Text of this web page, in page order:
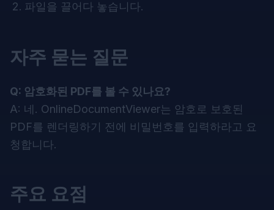
파일을 끌어다 놓습니다.
자주 묻는 질문
Q: 암호화된 PDF를 볼 수 있나요?
A: 네. OnlineDocumentViewer는 암호로 보호된
PDF를 렌더링하기 전에 비밀번호를 입력하라고 요
청합니다.
주요 요점